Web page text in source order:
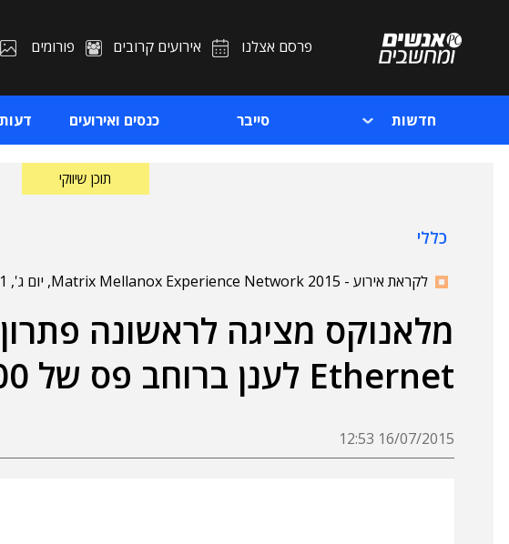
פרסם אצלנו אירועים קרובים פורומים
חדשות סייבר כנסים ואירועים
תוכן שיווקי
כללי
לקראת אירוע - Matrix Mellanox Experience Network 2015, יום ג', 21 ביולי, משרדי מטריקס, אבא אבן 3, הרצליה
מלאנוקס מציגה לראשונה פתרון
Ethernet לענן ברוחב פס של 100 ג'יגה-ביט
16/07/2015 12:53